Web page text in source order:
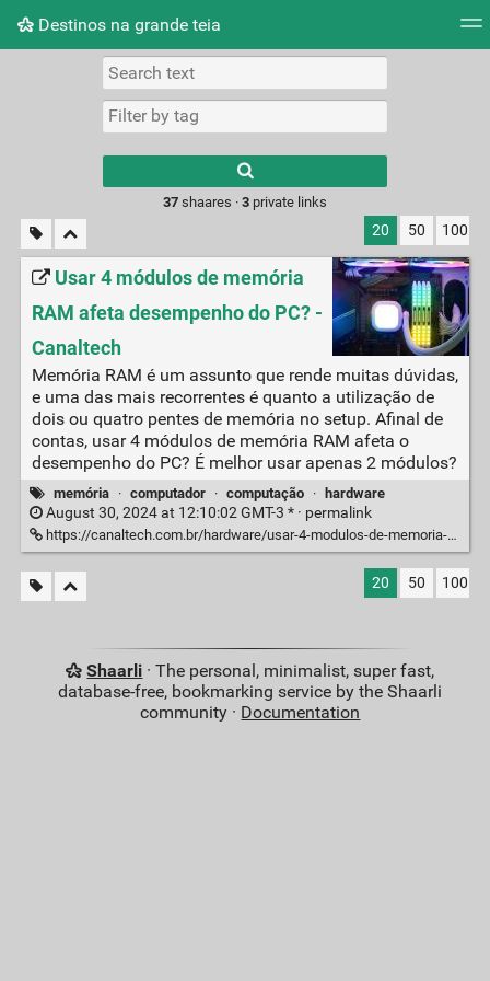
Destinos na grande teia
Picture wall
results.
37shaares · 3private links
20 50 100
Usar 4 módulos de memória
RAM afeta desempenho do PC? -
Canaltech
Memória RAM é um assunto que rende muitas dúvidas,
e uma das mais recorrentes é quanto a utilização de
dois ou quatro pentes de memória no setup. Afinal de
contas, usar 4 módulos de memória RAM afeta o
desempenho do PC? É melhor usar apenas 2 módulos?
memória · computador · computação · hardware
August 30, 2024 at 12:10:02 GMT-3 * · permalink
https://canaltech.com.br/hardware/usar-4-modulos-de-memoria-ram-afeta-desempenho-do-pc-270985/
20 50 100
Shaarli · The personal, minimalist, super fast,
database-free, bookmarking service by the Shaarli
community · Documentation